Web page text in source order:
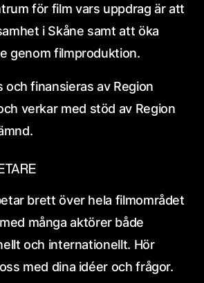
för film vars uppdrag är att
i Skåne samt att öka
genom filmproduktion.
och finansieras av Region
verkar med stöd av Region
brett över hela filmområdet
många aktörer både
och internationellt. Hör
med dina idéer och frågor.